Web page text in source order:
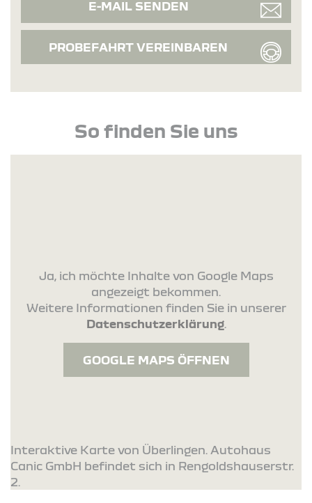
E-MAIL SENDEN
PROBEFAHRT VEREINBAREN
So finden Sie uns
Ja, ich möchte Inhalte von Google Maps
angezeigt bekommen.
Weitere Informationen finden Sie in unserer
Datenschutzerklärung.
GOOGLE MAPS ÖFFNEN
Interaktive Karte von Überlingen. Autohaus
Canic GmbH befindet sich in Rengoldshauserstr.
2.